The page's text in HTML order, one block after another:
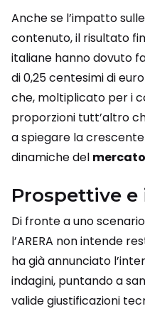
Anche se l’impatto
contenuto, il risultato
italiane hanno dovuto
di 0,25 centesimi di
che, moltiplicato per i
proporzioni tutt’altro
a spiegare la
dinamiche del
Prospettive
Di fronte a uno
l’ARERA non intende
ha già annunciato
indagini, puntando a
valide giustificazioni